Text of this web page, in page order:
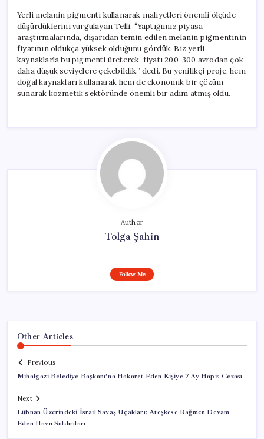
Yerli melanin pigmenti kullanarak maliyetleri önemli ölçüde
düşürdüklerini vurgulayan Telli, “Yaptığımız piyasa
araştırmalarında, dışarıdan temin edilen melanin pigmentinin
fiyatının oldukça yüksek olduğunu gördük. Biz yerli
kaynaklarla bu pigmenti üreterek, fiyatı 200-300 avrodan çok
daha düşük seviyelere çekebildik.” dedi. Bu yenilikçi proje, hem
doğal kaynakları kullanarak hem de ekonomik bir çözüm
sunarak kozmetik sektöründe önemli bir adım atmış oldu.
Author
Tolga Şahin
Follow Me
Other Articles
Previous
Mihalgazi Belediye Başkanı’na Hakaret Eden Kişiye 7 Ay Hapis Cezası
Next
Lübnan Üzerindeki İsrail Savaş Uçakları: Ateşkese Rağmen Devam
Eden Hava Saldırıları